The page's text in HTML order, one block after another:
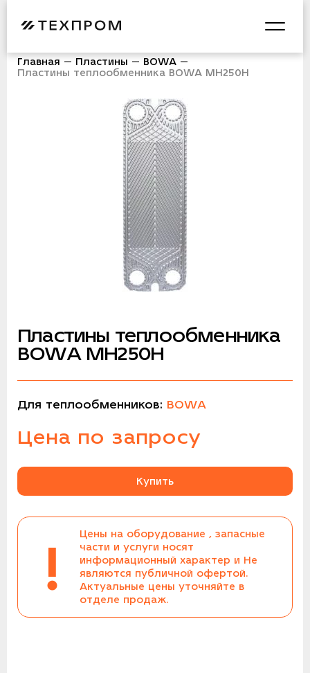
Главная Пластины
BOWA
Пластины теплообменника BOWA MH250H
Пластины теплообменника
BOWA MH250H
Для теплообменников: BOWA
Цена по запросу
Купить
!
Цены на оборудование , запасные
части и услуги носят
информационный характер и Не
являются публичной офертой.
Актуальные цены уточняйте в
отделе продаж.